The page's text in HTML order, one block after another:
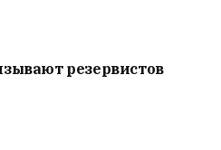
резервистов